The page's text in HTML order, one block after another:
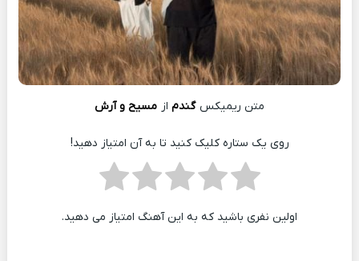
متن ریمیکس گندم از مسیح و آرش
روی یک ستاره کلیک کنید تا به آن امتیاز دهید!
اولین نفری باشید که به این آهنگ امتیاز می دهید.